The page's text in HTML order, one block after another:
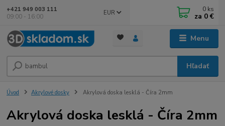
Menu
EUR
Hľadať
+421 949 003 111
09:00 - 16:00
0 ks
za 0 €
Úvod Akrylové dosky Akrylová doska lesklá - Číra 2mm
Akrylová doska lesklá - Číra 2mm